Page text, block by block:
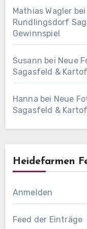
Mathias Wagler bei
Rundlingsdorf
Gewinnspiel
Susann bei Neue
Sagasfeld &
Hanna bei Neue
Sagasfeld &
Heidefarmen
Anmelden
Feed der Einträge